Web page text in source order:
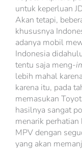
untuk keperluan
Akan tetapi,
khususnya
adanya mobil
Indonesia
tentu saja meng-
lebih mahal
karena itu, pada
memasukan
hasilnya sangat
menarik
MPV dengan
yang akan